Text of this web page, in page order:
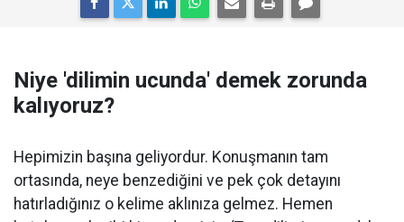
Niye 'dilimin ucunda' demek zorunda
kalıyoruz?
Hepimizin başına geliyordur. Konuşmanın tam
ortasında, neye benzediğini ve pek çok detayını
hatırladığınız o kelime aklınıza gelmez. Hemen